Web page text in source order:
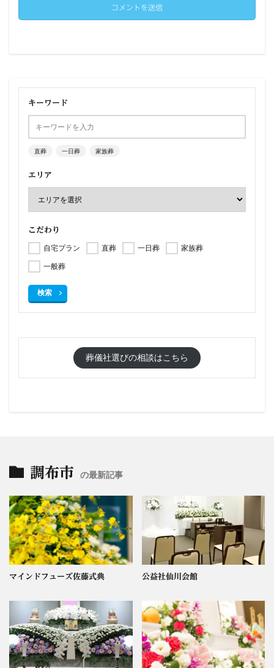
キーワード
直葬 一日葬 家族葬
エリア
こだわり
自宅プラン 直葬 一日葬
家族葬
一般葬
検索
葬儀社選びの相談はこちら
調布市 の最新記事
マインドフューズ佐藤式典 公益社仙川会館